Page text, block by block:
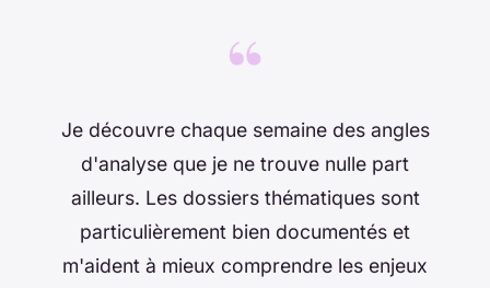
“
Je découvre chaque semaine des angles
d'analyse que je ne trouve nulle part
ailleurs. Les dossiers thématiques sont
particulièrement bien documentés et
m'aident à mieux comprendre les enjeux